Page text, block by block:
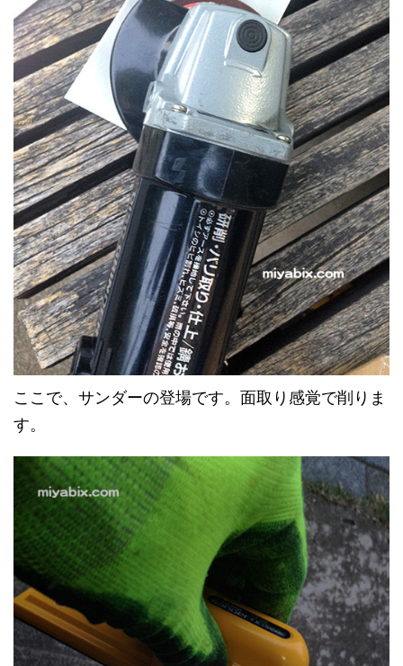
ここで、サンダーの登場です。面取り感覚で削りま
す。